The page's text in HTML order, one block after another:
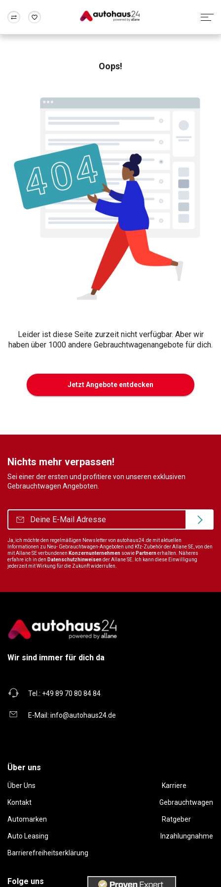
Rund um die Inzahlungnahme
Oops!
Leider ist diese Seite zurzeit nicht verfügbar. Aber wir
haben über 1000 andere Gebrauchtwagenangebote für dich.
Jetzt Angebote entdecken
Nichts mehr verpassen!
Sei einer der ersten und profitiere von unseren exklusiven
Gebrauchtwagen Angeboten.
Ja, ich möchte den regelmäßigen Newsletter von autohaus24.de mit aktuellen
Informationen zu Neu- Gebrauchtwagen-Angeboten und Kfz-Zubehör der Allane SE, von den
mit Allane SE verbundenen Konzernunternehmen sowie Partnernerhalten. Näheres
erfahre ich in den Datenschutzhinweisender Allane SE. Ich kann diese Einwilligung
jederzeit mit Wirkung für die Zukunft widerrufen.
Wir sind immer für dich da
Tel.: +49 89 70 80 84 84
E-Mail: info@autohaus24.de
Über uns
Über Uns Karriere
Kontakt Gebrauchtwagen
Automarken Ratgeber
Auto Leasing Inzahlungnahme
Barrierefreiheitserklärung
Folge uns